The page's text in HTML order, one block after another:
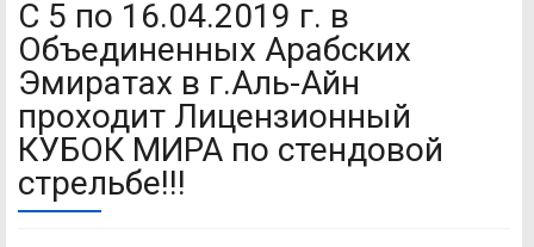
С 5 по 16.04.2019 г. в
Объединенных Арабских
Эмиратах в г.Аль-Айн
проходит Лицензионный
КУБОК МИРА по стендовой
стрельбе!!!